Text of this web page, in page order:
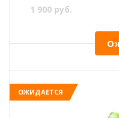
1 900 руб.
ОЖИДАЕТСЯ